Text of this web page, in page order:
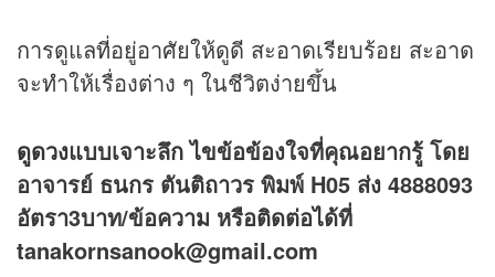
การดูแลที่อยู่อาศัยให้ดูดี สะอาดเรียบร้อย สะอาด
จะทำให้เรื่องต่าง ๆ ในชีวิตง่ายขึ้น
ดูดวงแบบเจาะลึก ไขข้อข้องใจที่คุณอยากรู้ โดย
อาจารย์ ธนกร ตันติถาวร พิมพ์ H05 ส่ง 4888093
อัตรา3บาท/ข้อความ หรือติดต่อได้ที่
tanakornsanook@gmail.com